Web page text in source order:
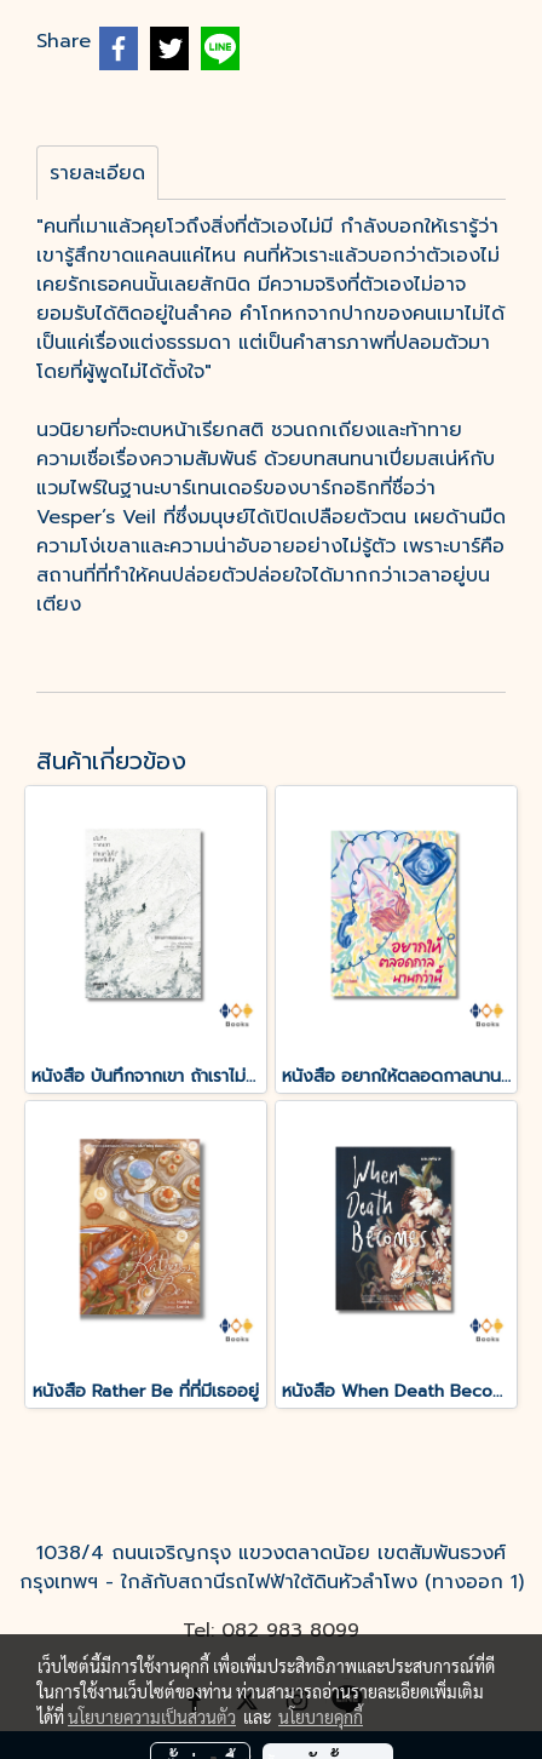
Share
รายละเอียด
"คนที่เมาแล้วคุยโวถึงสิ่งที่ตัวเองไม่มี กำลังบอกให้เรารู้ว่า
เขารู้สึกขาดแคลนแค่ไหน คนที่หัวเราะแล้วบอกว่าตัวเองไม่
เคยรักเธอคนนั้นเลยสักนิด มีความจริงที่ตัวเองไม่อาจ
ยอมรับได้ติดอยู่ในลำคอ คำโกหกจากปากของคนเมาไม่ได้
เป็นแค่เรื่องแต่งธรรมดา แต่เป็นคำสารภาพที่ปลอมตัวมา
โดยที่ผู้พูดไม่ได้ตั้งใจ"
นวนิยายที่จะตบหน้าเรียกสติ ชวนถกเถียงและท้าทาย
ความเชื่อเรื่องความสัมพันธ์ ด้วยบทสนทนาเปี่ยมสเน่ห์กับ
แวมไพร์ในฐานะบาร์เทนเดอร์ของบาร์กอธิกที่ชื่อว่า
Vesper’s Veil ที่ซึ่งมนุษย์ได้เปิดเปลือยตัวตน เผยด้านมืด
ความโง่เขลาและความน่าอับอายอย่างไม่รู้ตัว เพราะบาร์คือ
สถานที่ที่ทำให้คนปล่อยตัวปล่อยใจได้มากกว่าเวลาอยู่บน
เตียง
สินค้าเกี่ยวข้อง
หนังสือ บันทึกจากเขา ถ้าเราไม่ได้เจอกันอีก หนังสือ อยากให้ตลอดกาลนานกว่านี้
หนังสือ Rather Be ที่ที่มีเธออยู่ หนังสือ When Death Becomes เมื่อความตายกลายเป็นอื่น
1038/4 ถนนเจริญกรุง แขวงตลาดน้อย เขตสัมพันธวงศ์
กรุงเทพฯ - ใกล้กับสถานีรถไฟฟ้าใต้ดินหัวลำโพง (ทางออก 1)
Tel: 082 983 8099
เว็บไซต์นี้มีการใช้งานคุกกี้ เพื่อเพิ่มประสิทธิภาพและประสบการณ์ที่ดี
ในการใช้งานเว็บไซต์ของท่าน ท่านสามารถอ่านรายละเอียดเพิ่มเติม
ได้ที่นโยบายความเป็นส่วนตัวและ นโยบายคุกกี้